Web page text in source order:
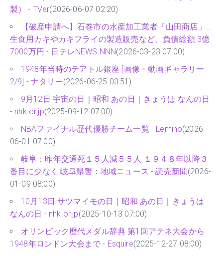
製） - TVer(2026-06-07 02:20)
【破産申請へ】石巻市の水産加工業者「山田商店」…
生食用カキやカキフライの製造販売など、負債総額 3億
7000万円 - 日テレNEWS NNN(2026-03-23 07:00)
1948年当時のテアトル銀座 [画像・動画ギャラリー
2/9] - ナタリー(2026-06-25 03:51)
9月12日 宇宙の日｜昭和 あの日｜きょうは なんの日
- nhk.or.jp(2025-09-12 07:00)
NBAファイナル歴代優勝チーム一覧 - Lemino(2026-
06-01 07:00)
岐阜：昨年交通死１５人減５５人 １９４８年以降３
番目に少なく 岐阜県警：地域ニュース - 読売新聞(2026-
01-09 08:00)
10月13日 サツマイモの日｜昭和 あの日｜きょうは
なんの日 - nhk.or.jp(2025-10-13 07:00)
オリンピック歴代メダル辞典 第1回アテネ大会から
1948年ロンドン大会まで - Esquire(2025-12-27 08:00)